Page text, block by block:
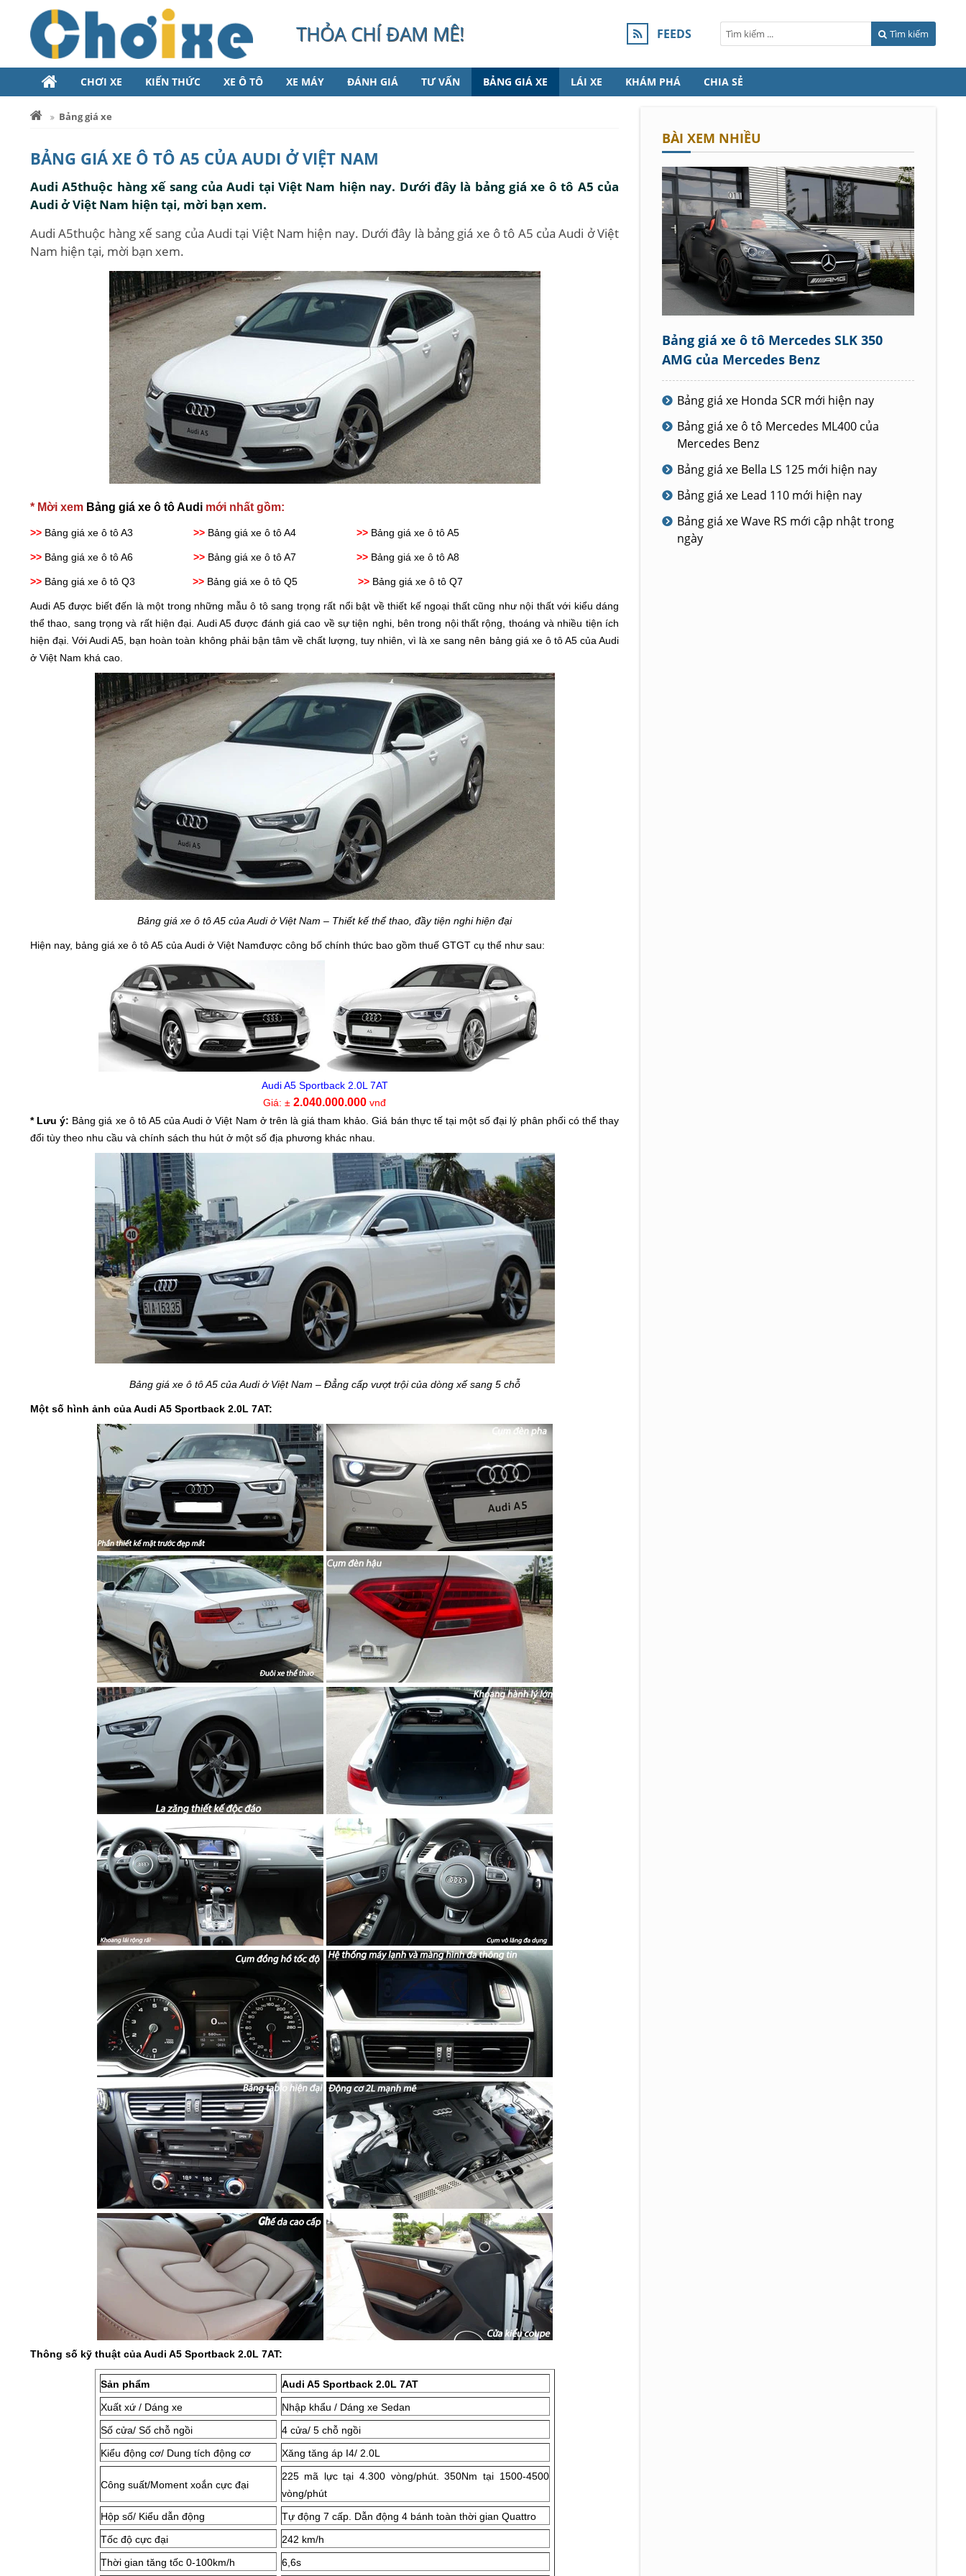
THỎA CHÍ ĐAM MÊ! FEEDS Tìm kiếm
CHƠI XE KIẾN THỨC XE Ô TÔ XE MÁY ĐÁNH GIÁ TƯ VẤN BẢNG GIÁ XE LÁI XE KHÁM PHÁ CHIA SẺ
Bảng giá xe
BẢNG GIÁ XE Ô TÔ A5 CỦA AUDI Ở VIỆT NAM
Audi A5thuộc hàng xế sang của Audi tại Việt Nam hiện nay. Dưới đây là bảng giá xe ô tô A5 của
Audi ở Việt Nam hiện tại, mời bạn xem.
Audi A5thuộc hàng xế sang của Audi tại Việt Nam hiện nay. Dưới đây là bảng giá xe ô tô A5 của Audi ở Việt
Nam hiện tại, mời bạn xem.
* Mời xem Bảng giá xe ô tô Audi mới nhất gồm:
>> Bảng giá xe ô tô A3 >> Bảng giá xe ô tô A4 >> Bảng giá xe ô tô A5
>> Bảng giá xe ô tô A6 >> Bảng giá xe ô tô A7 >> Bảng giá xe ô tô A8
>> Bảng giá xe ô tô Q3 >> Bảng giá xe ô tô Q5 >> Bảng giá xe ô tô Q7
Audi A5 được biết đến là một trong những mẫu ô tô sang trọng rất nổi bật về thiết kế ngoại thất cũng như nội thất với kiểu dáng
thể thao, sang trọng và rất hiện đại. Audi A5 được đánh giá cao về sự tiện nghi, bên trong nội thất rộng, thoáng và nhiều tiện ích
hiện đại. Với Audi A5, bạn hoàn toàn không phải bận tâm về chất lượng, tuy nhiên, vì là xe sang nên bảng giá xe ô tô A5 của Audi
ở Việt Nam khá cao.
Bảng giá xe ô tô A5 của Audi ở Việt Nam – Thiết kế thể thao, đầy tiện nghi hiện đại
Hiện nay, bảng giá xe ô tô A5 của Audi ở Việt Namđược công bố chính thức bao gồm thuế GTGT cụ thể như sau:
Audi A5 Sportback 2.0L 7AT
Giá: ± 2.040.000.000 vnđ
* Lưu ý: Bảng giá xe ô tô A5 của Audi ở Việt Nam ở trên là giá tham khảo. Giá bán thực tế tại một số đại lý phân phối có thể thay
đổi tùy theo nhu cầu và chính sách thu hút ở một số địa phương khác nhau.
Bảng giá xe ô tô A5 của Audi ở Việt Nam – Đẳng cấp vượt trội của dòng xế sang 5 chỗ
Một số hình ảnh củaAudi A5 Sportback 2.0L 7AT:
Thông số kỹ thuật củaAudi A5 Sportback 2.0L 7AT:
Sản phẩm
Audi A5 Sportback 2.0L 7AT
Xuất xứ / Dáng xe
Nhập khẩu / Dáng xe Sedan
Số cửa/ Số chỗ ngồi
4 cửa/ 5 chỗ ngồi
Kiểu động cơ/ Dung tích động cơ
Xăng tăng áp I4/ 2.0L
Công suất/Moment xoắn cực đại
225 mã lực tại 4.300 vòng/phút. 350Nm tại 1500-4500
vòng/phút
Hộp số/ Kiểu dẫn động
Tự động 7 cấp. Dẫn động 4 bánh toàn thời gian Quattro
Tốc độ cực đại
242 km/h
Thời gian tăng tốc 0-100km/h
6,6s
BÀI XEM NHIỀU
Bảng giá xe ô tô Mercedes SLK 350
AMG của Mercedes Benz
Bảng giá xe Honda SCR mới hiện nay
Bảng giá xe ô tô Mercedes ML400 của
Mercedes Benz
Bảng giá xe Bella LS 125 mới hiện nay
Bảng giá xe Lead 110 mới hiện nay
Bảng giá xe Wave RS mới cập nhật trong
ngày